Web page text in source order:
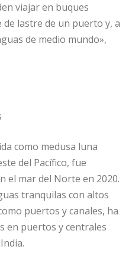
viajar en buques
lastre de un puerto y, a
de medio mundo»,
como medusa luna
del Pacífico, fue
el mar del Norte en 2020.
tranquilas con altos
puertos y canales, ha
en puertos y centrales